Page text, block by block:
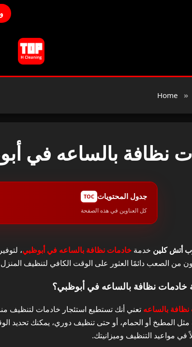
Home »
نظافة بالساعه في
جدول المحتويات TOC
كل العناوين في هذه الصفحة
2 لماذا تختار خادمات نظافة بالساعه في
3 مناطق تقديم خدماتنا في أبوظبي
4 الأسئلة الشائعة
تواصل معنا
أتش كلين خدمة خادمات نظافة بالساعه في أبوظبي،
من الصعب دائمًا العثور على الوقت الكافي لتنظيف
نظافة بالساعه في أبوظبي؟
بالساعه تعني أنك تستطيع استئجار خادمات لتنظيف
المطبخ أو الحمام، أو حتى تنظيف دوري، يمكنك تحديد
في مواعيد التنظيف وميزانيتك.